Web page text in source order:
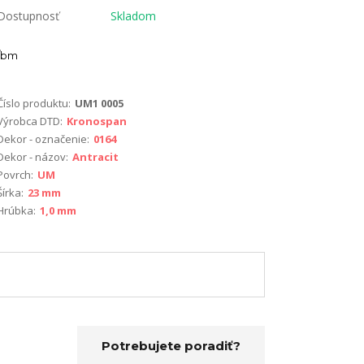
Skladom
bm
produktu: UM1 0005
DTD: Kronospan
- označenie: 0164
- názov: Antracit
UM
23 mm
1,0 mm
Potrebujete poradiť?